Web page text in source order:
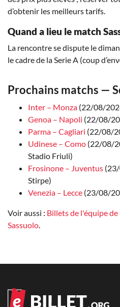
d’obtenir les meilleurs tarifs.
Quand a lieu le match
La rencontre se dispute le
le cadre de la Serie A (coup
Prochains matchs —
Inter – Monza (22/08/
Genoa – Napoli (22/08/
Parma – Cagliari (22/08/
Udinese – Como (22/08/
Stadio Friuli)
Frosinone – Juventus
Stirpe)
Venezia – Lecce (23/08/
Voir aussi : Billets de l'équipe
Sassuolo.